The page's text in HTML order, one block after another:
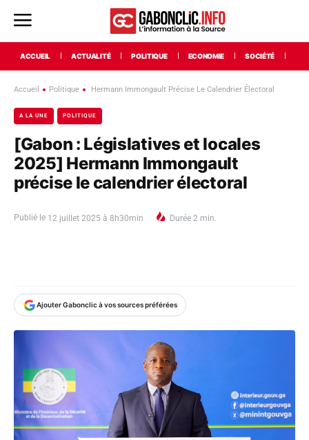
ACCUEIL ACTUALITÉ POLITIQUE ECONOMIE SOCIÉTÉ
Accueil Politique Hermann Immongault Précise Le Calendrier Électoral
A LA UNE POLITIQUE
[Gabon : Législatives et locales
2025] Hermann Immongault
précise le calendrier électoral
Publié le 12 juillet 2025 à 8h30min Durée 2 min.
Ajouter Gabonclic à vos sources préférées